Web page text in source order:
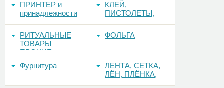
ПРИНТЕР и
принадлежности
КЛЕЙ,
ПИСТОЛЕТЫ,
ОТПАРИВАТЕЛИ
РИТУАЛЬНЫЕ
ТОВАРЫ
ПРОЧИЕ
ФОЛЬГА
Фурнитура
ЛЕНТА, СЕТКА,
ЛЁН, ПЛЁНКА,
ОРГАНЗА